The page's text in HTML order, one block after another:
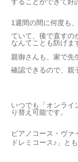
1週間の間に何度も
ていて、後で直すの
なんてことも防げま
親御さんも、家で先
確認できるので、親
いつでも「オンライ
り替え可能です。
ピアノコース・ヴァ
ドレミコース♪」と